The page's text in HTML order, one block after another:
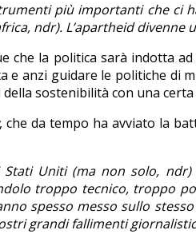
più importanti che
ndr). L’apartheid
che la politica sarà indotta
e anzi guidare le politiche di
sostenibilità con una
che da tempo ha avviato la
Stati Uniti (ma non solo,
troppo tecnico, troppo
spesso messo sullo
grandi fallimenti